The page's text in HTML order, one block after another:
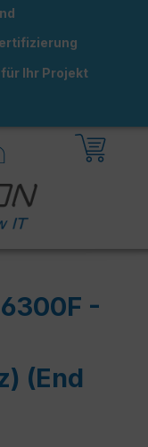
Ihr Projekt
-
(End